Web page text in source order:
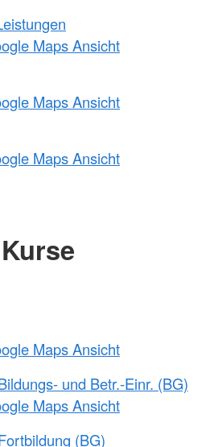
Maps Ansicht
Maps Ansicht
Maps Ansicht
Kurse
Maps Ansicht
und Betr.-Einr. (BG)
Maps Ansicht
(BG)